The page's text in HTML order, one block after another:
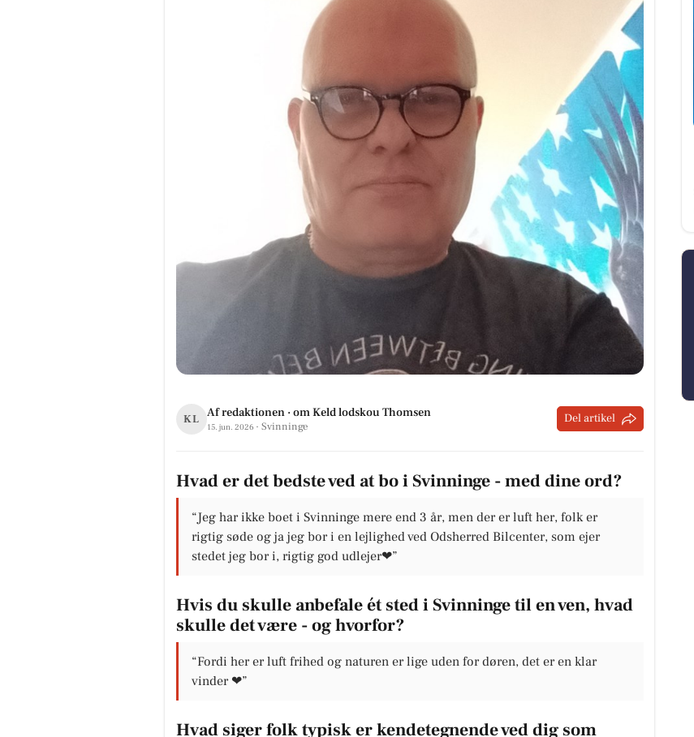
KL Af redaktionen · om Keld lodskou Thomsen
15. jun. 2026 · Svinninge
Del artikel
Hvad er det bedste ved at bo i Svinninge - med dine ord?
“Jeg har ikke boet i Svinninge mere end 3 år, men der er luft her, folk er
rigtig søde og ja jeg bor i en lejlighed ved Odsherred Bilcenter, som ejer
stedet jeg bor i, rigtig god udlejer❤”
Hvis du skulle anbefale ét sted i Svinninge til en ven, hvad
skulle det være - og hvorfor?
“Fordi her er luft frihed og naturen er lige uden for døren, det er en klar
vinder ❤”
Hvad siger folk typisk er kendetegnende ved dig som